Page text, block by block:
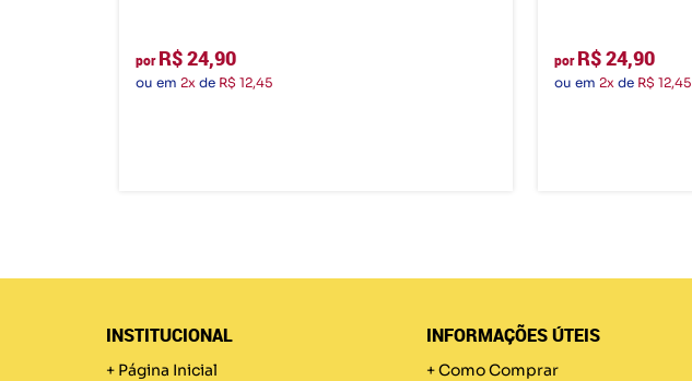
por R$ 24,90
ou em 2x de R$ 12,45
por R$ 24,90
ou em 2x de R$ 12,45
INSTITUCIONAL
Página Inicial
INFORMAÇÕES ÚTEIS
Como Comprar